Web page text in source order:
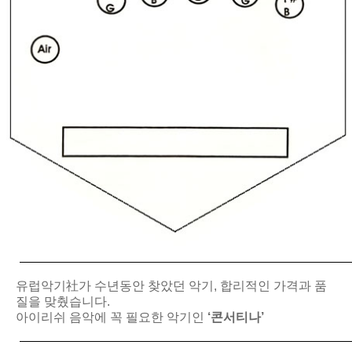
유럽악기社가 수년동안 찾았던 악기, 합리적인 가격과 품
질을 맞췄습니다.
아이리쉬 음악에 꼭 필요한 악기인
‘콘서티나’